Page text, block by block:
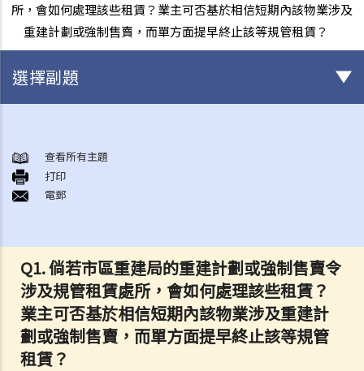
所，會如何處理該些租賃？業主可否基於相信短期內該物業涉及
重建計劃或強制售賣，而單方面提早終止該等規管租賃？
Q1. 倘若市區重建局的重建計劃或強制售賣令
涉及規管租賃處所，會如何處理該些租賃？
業主可否基於相信短期內該物業涉及重建計
劃或強制售賣，而單方面提早終止該等規管
租賃？
選擇副題
1. 香港有甚麼政府部門專門處理有關租賃的事項？假若在租賃事項上出
現糾紛／問題，應向那一個部門求助？
2. 有關政府物業（例如公屋單位或政府商場舖位）的租務問題，我怎樣
3. 「租賃」（tenancy）和「特許權」（licence）有甚麼分別？
4. 我可以轉換或使用我的物業（或其分隔式房間）批出短期租約/特許權
以提供房間或床位（類似於Airbnb住宿或「膠囊旅館」）嗎？
5. 當雙方簽署正式租約之前，業主有時會要求租客簽署一份類似臨時租
約的文件（可能會被稱為「租契協議」或「租約確定書」）。簽署這份
文件有甚麽後果？
查看所有主題
打印
電郵